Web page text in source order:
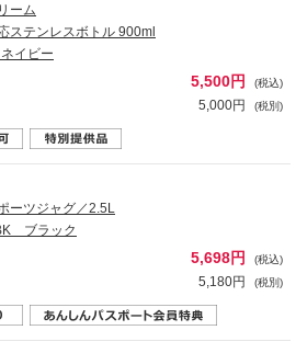
ーム
ステンレスボトル 900ml
イビー
5,500円 (税込)
5,000円 (税別)
ーツジャグ／2.5L
ブラック
5,698円 (税込)
5,180円 (税別)